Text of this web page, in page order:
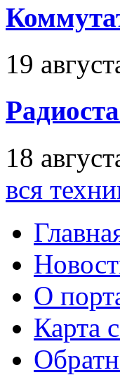
19
18
вся
О
Карта